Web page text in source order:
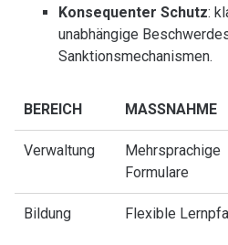
Konsequenter Schutz:
unabhängige
Sanktionsmechanismen.
BEREICH MASSNAHME
Verwaltung
Mehrsprachige
Formulare
Bildung Flexible